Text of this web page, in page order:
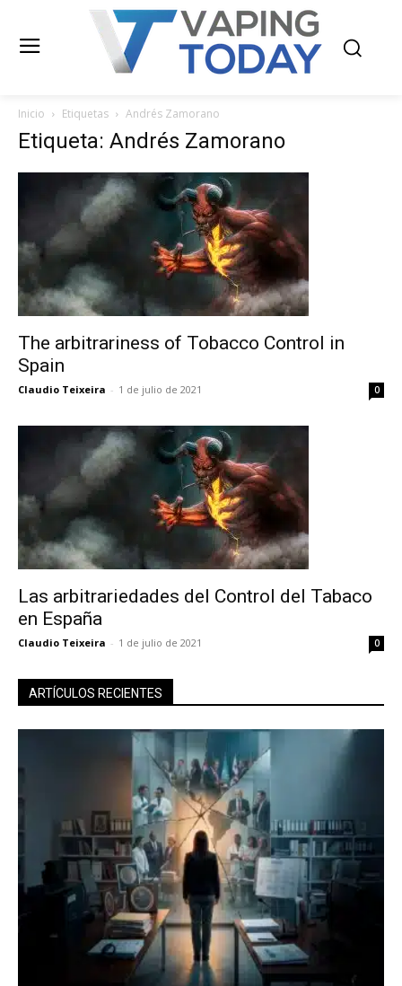
Inicio Etiquetas Andrés Zamorano
Etiqueta: Andrés Zamorano
The arbitrariness of Tobacco Control in
Spain
Claudio Teixeira - 1 de julio de 2021 0
Las arbitrariedades del Control del Tabaco
en España
Claudio Teixeira - 1 de julio de 2021 0
ARTÍCULOS RECIENTES